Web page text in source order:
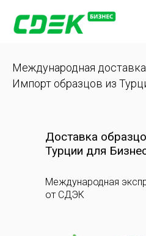
Международная доставка
Импорт образцов из
Доставка
Турции для
Международная
от СДЭК